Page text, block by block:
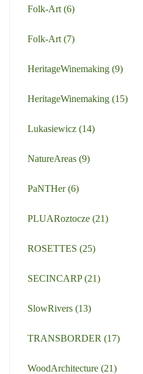
Folk-Art (6)
Folk-Art (7)
HeritageWinemaking (9)
HeritageWinemaking (15)
Lukasiewicz (14)
NatureAreas (9)
PaNTHer(6)
PLUARoztocze (21)
ROSETTES (25)
SECINCARP(21)
SlowRivers (13)
TRANSBORDER (17)
WoodArchitecture (21)